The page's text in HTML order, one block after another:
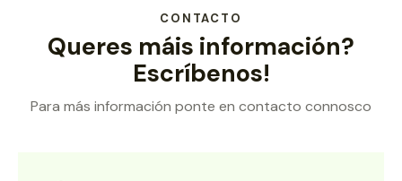
CONTACTO
Queres máis información?
Escríbenos!
Para más información ponte en contacto connosco